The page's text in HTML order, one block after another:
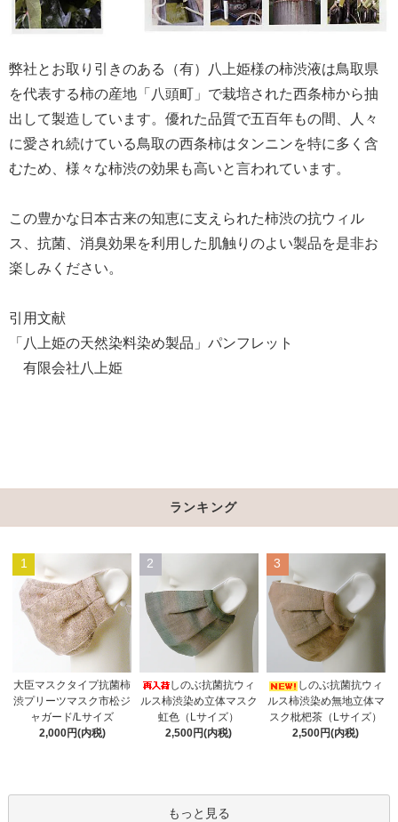
弊社とお取り引きのある（有）八上姫様の柿渋液は鳥取県
を代表する柿の産地「八頭町」で栽培された西条柿から抽
出して製造しています。優れた品質で五百年もの間、人々
に愛され続けている鳥取の西条柿はタンニンを特に多く含
むため、様々な柿渋の効果も高いと言われています。
この豊かな日本古来の知恵に支えられた柿渋の抗ウィル
ス、抗菌、消臭効果を利用した肌触りのよい製品を是非お
楽しみください。
引用文献
「八上姫の天然染料染め製品」パンフレット
有限会社八上姫
ランキング
1
大臣マスクタイプ抗菌柿
渋プリーツマスク市松ジ
ャガード/Lサイズ
2,000円(内税)
2
しのぶ抗菌抗ウィ
ルス柿渋染め立体マスク
虹色（Lサイズ）
2,500円(内税)
3
しのぶ抗菌抗ウィ
ルス柿渋染め無地立体マ
スク枇杷茶（Lサイズ）
2,500円(内税)
もっと見る